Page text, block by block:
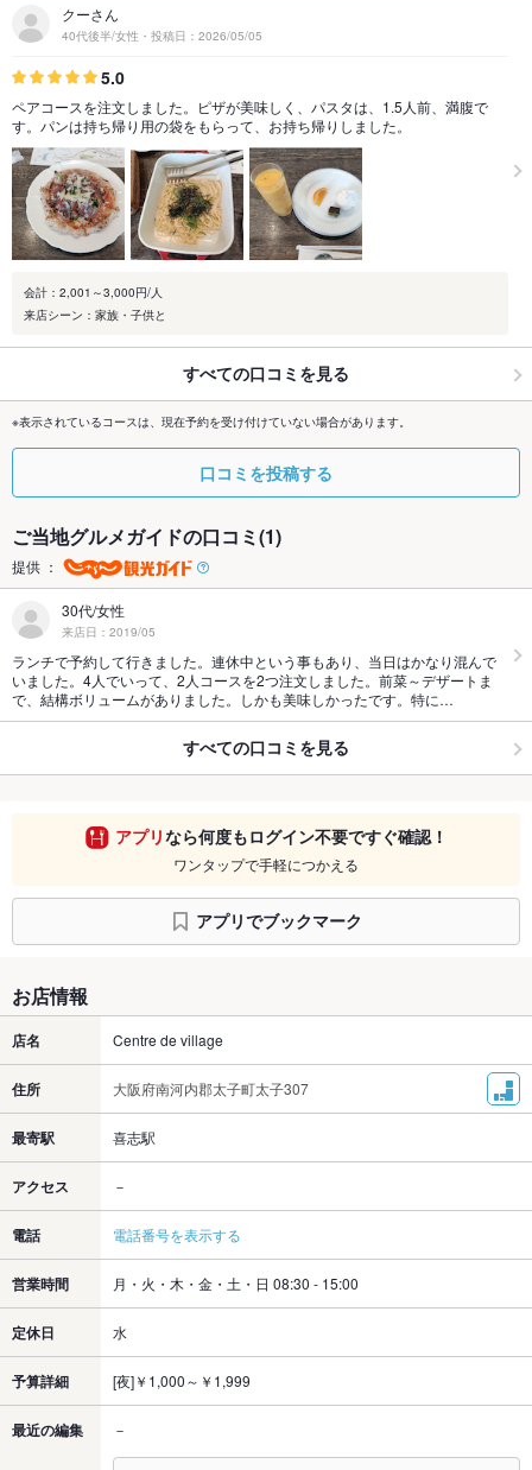
クーさん
40代後半/女性・投稿日：2026/05/05
5.0
ペアコースを注文しました。ピザが美味しく、パスタは、1.5人前、満腹で
す。パンは持ち帰り用の袋をもらって、お持ち帰りしました。
会計：2,001～3,000円/人
来店シーン：家族・子供と
すべての口コミを見る
※表示されているコースは、現在予約を受け付けていない場合があります。
口コミを投稿する
ご当地グルメガイドの口コミ(1)
提供 ：
30代/女性
来店日：2019/05
ランチで予約して行きました。連休中という事もあり、当日はかなり混んで
いました。4人でいって、2人コースを2つ注文しました。前菜～デザートま
で、結構ボリュームがありました。しかも美味しかったです。特に…
すべての口コミを見る
アプリなら何度もログイン不要ですぐ確認！
ワンタップで手軽につかえる
アプリでブックマーク
お店情報
店名 Centre de village
住所 大阪府南河内郡太子町太子307
最寄駅 喜志駅
アクセス －
電話 電話番号を表示する
営業時間 月・火・木・金・土・日 08:30 - 15:00
定休日 水
予算詳細 [夜]￥1,000～￥1,999
最近の編集 －